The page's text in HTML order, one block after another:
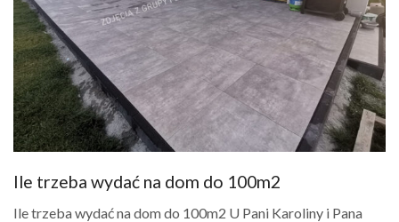
Ile trzeba wydać na dom do 100m2
Ile trzeba wydać na dom do 100m2 U Pani Karoliny i Pana